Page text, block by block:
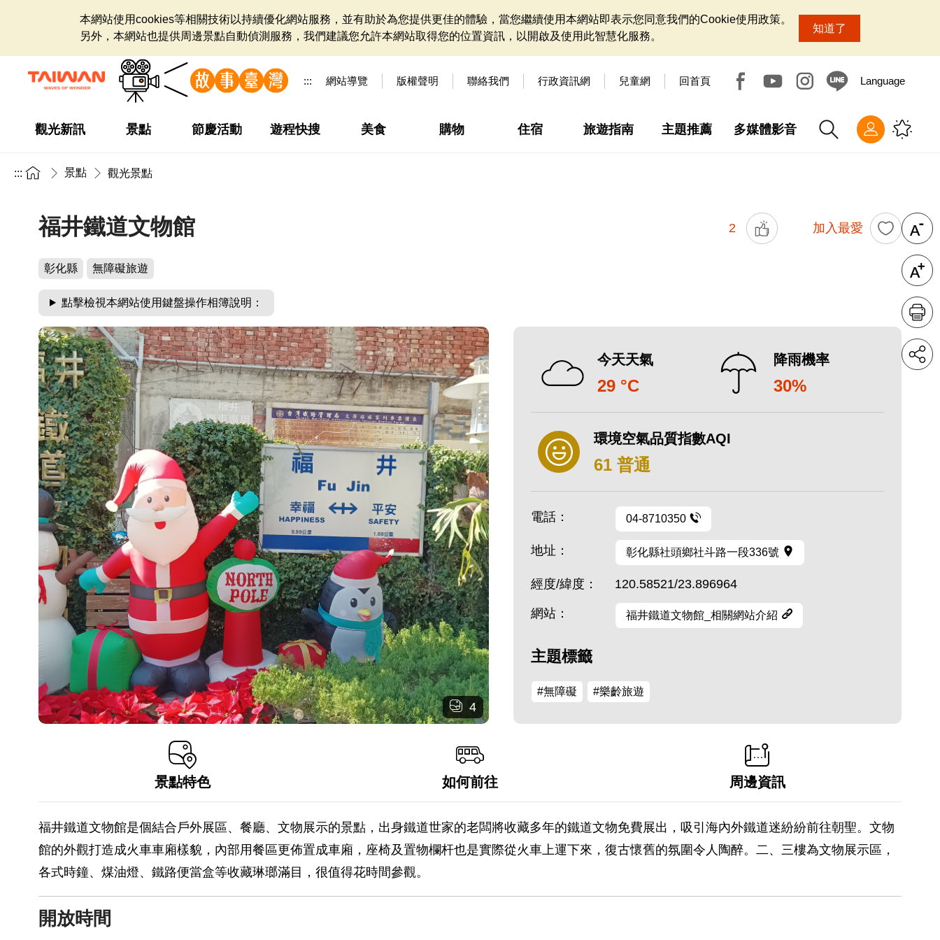
本網站使用cookies等相關技術以持續優化網站服務，並有助於為您提供更佳的體驗，當您繼續使用本網站即表示您同意我們的Cookie使用政策。
另外，本網站也提供周邊景點自動偵測服務，我們建議您允許本網站取得您的位置資訊，以開啟及使用此智慧化服務。
知道了
::: 網站導覽 版權聲明 聯絡我們 行政資訊網 兒童網 回首頁 Language
觀光新訊 景點 節慶活動 遊程快搜 美食 購物 住宿 旅遊指南 主題推薦 多媒體影音
::: 景點 觀光景點
福井鐵道文物館 2 加入最愛
彰化縣 無障礙旅遊
點擊檢視本網站使用鍵盤操作相簿說明：
4
今天天氣
29 °C
降雨機率
30%
環境空氣品質指數AQI
61 普通
電話： 04-8710350
地址： 彰化縣社頭鄉社斗路一段336號
經度/緯度： 120.58521/23.896964
網站： 福井鐵道文物館_相關網站介紹
主題標籤
#無障礙 #樂齡旅遊
景點特色 如何前往 周邊資訊
福井鐵道文物館是個結合戶外展區、餐廳、文物展示的景點，出身鐵道世家的老闆將收藏多年的鐵道文物免費展出，吸引海內外鐵道迷紛紛前往朝聖。文物
館的外觀打造成火車車廂樣貌，內部用餐區更佈置成車廂，座椅及置物欄杆也是實際從火車上運下來，復古懷舊的氛圍令人陶醉。二、三樓為文物展示區，
各式時鐘、煤油燈、鐵路便當盒等收藏琳瑯滿目，很值得花時間參觀。
開放時間